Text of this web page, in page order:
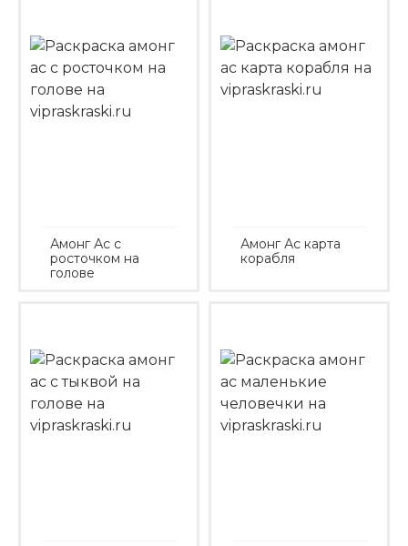
Амонг Ас с
росточком на
голове
Амонг Ас карта
корабля